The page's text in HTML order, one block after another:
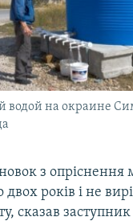
водой на окраине
з опріснення
років і не
сказав заступник